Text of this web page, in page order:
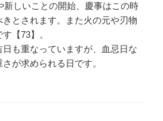
新しいことの開始、慶事はこの時
とされます。また火の元や刃物
【73】。
も重なっていますが、血忌日な
が求められる日です。